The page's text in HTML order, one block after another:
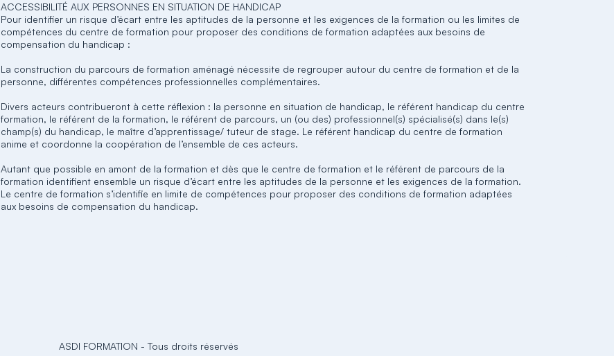
ACCESSIBILITÉ AUX PERSONNES EN SITUATION DE HANDICAP
Pour identifier un risque d’écart entre les aptitudes de la personne et les exigences de la formation ou les limites de
compétences du centre de formation pour proposer des conditions de formation adaptées aux besoins de
compensation du handicap :
La construction du parcours de formation aménagé nécessite de regrouper autour du centre de formation et de la
personne, différentes compétences professionnelles complémentaires.
Divers acteurs contribueront à cette réflexion : la personne en situation de handicap, le référent handicap du centre
formation, le référent de la formation, le référent de parcours, un (ou des) professionnel(s) spécialisé(s) dans le(s)
champ(s) du handicap, le maître d’apprentissage/ tuteur de stage. Le référent handicap du centre de formation
anime et coordonne la coopération de l’ensemble de ces acteurs.
Autant que possible en amont de la formation et dès que le centre de formation et le référent de parcours de la
formation identifient ensemble un risque d’écart entre les aptitudes de la personne et les exigences de la formation.
Le centre de formation s’identifie en limite de compétences pour proposer des conditions de formation adaptées
aux besoins de compensation du handicap.
ASDI FORMATION - Tous droits réservés